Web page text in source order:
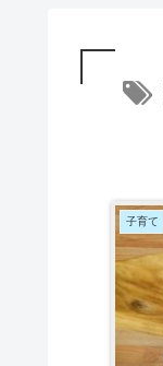
子育て